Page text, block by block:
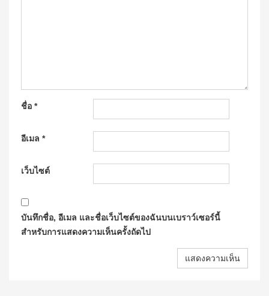
ชื่อ *
อีเมล *
เว็บไซต์
บันทึกชื่อ, อีเมล และชื่อเว็บไซต์ของฉันบนเบราว์เซอร์นี้
สำหรับการแสดงความเห็นครั้งถัดไป